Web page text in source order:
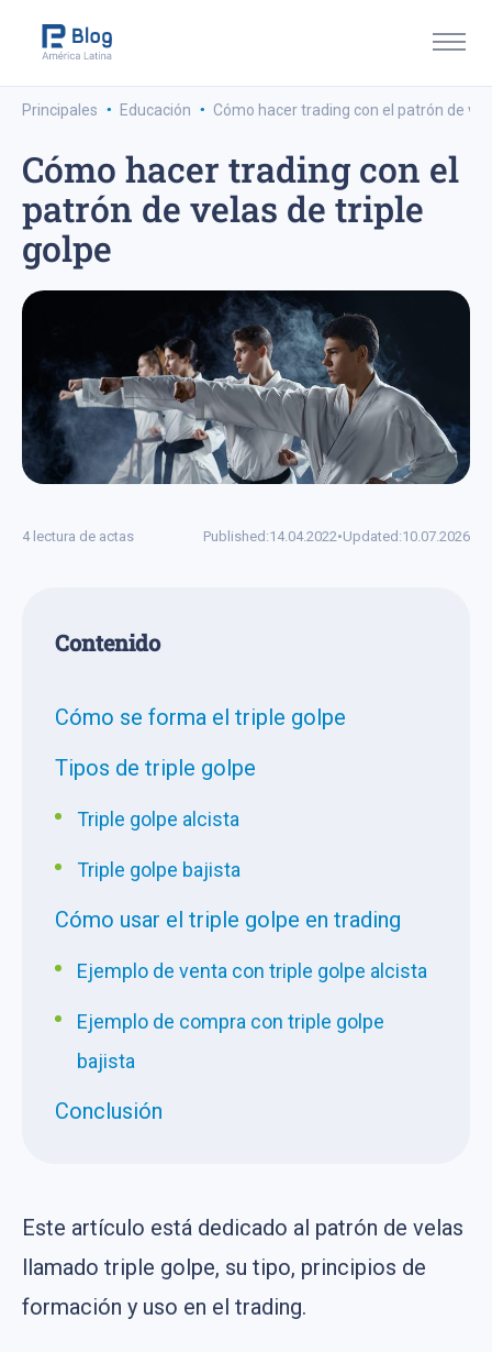
Principales · Educación · Cómo hacer trading con el patrón de
Cómo hacer trading con el
patrón de velas de triple
golpe
4 lectura de actas Published:14.04.2022•Updated:10.07.2026
Сontenido
Cómo se forma el triple golpe
Tipos de triple golpe
Triple golpe alcista
Triple golpe bajista
Cómo usar el triple golpe en trading
Ejemplo de venta con triple golpe alcista
Ejemplo de compra con triple golpe
bajista
Conclusión
Este artículo está dedicado al patrón de velas
llamado triple golpe, su tipo, principios de
formación y uso en el trading.